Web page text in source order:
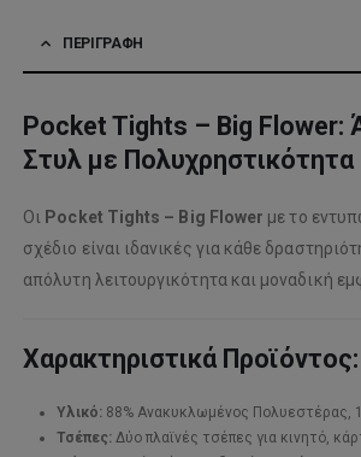
ΠΕΡΙΓΡΑΦΉ
Pocket Tights – Big Flower:
Στυλ με Πολυχρηστικότητα
Οι Pocket Tights – Big Flower με το
σχέδιο είναι ιδανικές για κάθε
απόλυτη λειτουργικότητα και μοναδική
Χαρακτηριστικά Προϊόντος:
Υλικό:88% Ανακυκλωμένος Πολυεστέρας,
Τσέπες:Δύο πλαϊνές τσέπες για κινητό,